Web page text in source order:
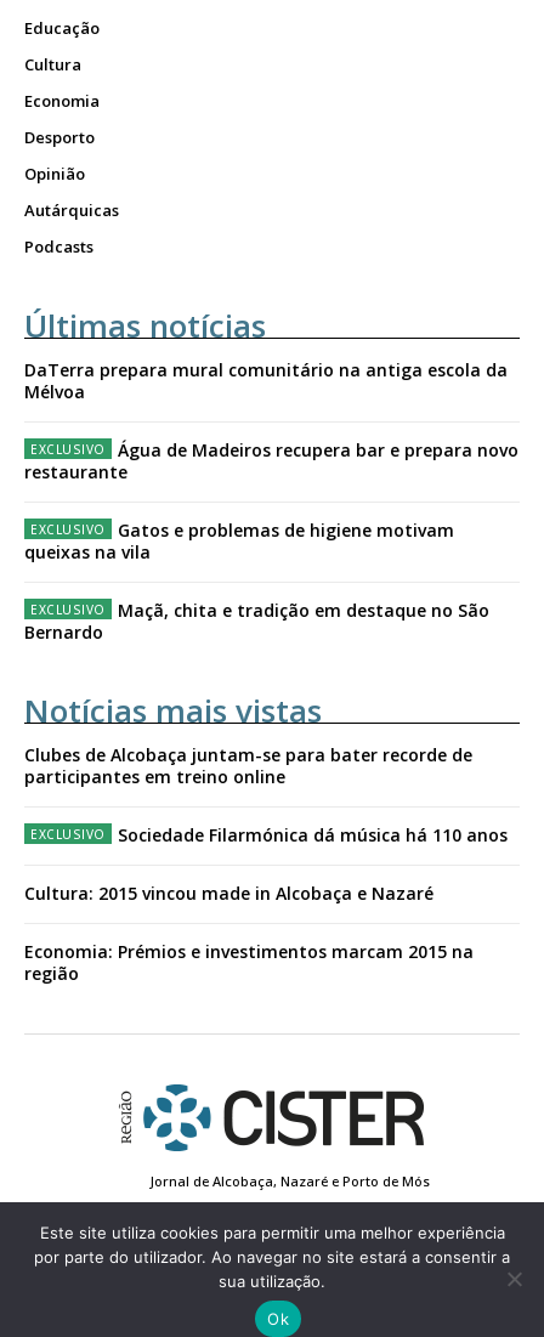
Educação
Cultura
Economia
Desporto
Opinião
Autárquicas
Podcasts
Últimas notícias
DaTerra prepara mural comunitário na antiga escola da
Mélvoa
Água de Madeiros recupera bar e prepara novo
restaurante
Gatos e problemas de higiene motivam
queixas na vila
Maçã, chita e tradição em destaque no São
Bernardo
Notícias mais vistas
Clubes de Alcobaça juntam-se para bater recorde de
participantes em treino online
Sociedade Filarmónica dá música há 110 anos
Cultura: 2015 vincou made in Alcobaça e Nazaré
Economia: Prémios e investimentos marcam 2015 na
região
Jornal de Alcobaça, Nazaré e Porto de Mós
Estatuto Editorial
Contactos
Política de Privacidade
Conta de Registo
Edição Impressa
© 2022 Região de Cister - Todos os direitos reservados.
Este site utiliza cookies para permitir uma melhor experiência
por parte do utilizador. Ao navegar no site estará a consentir a
sua utilização.
Ok